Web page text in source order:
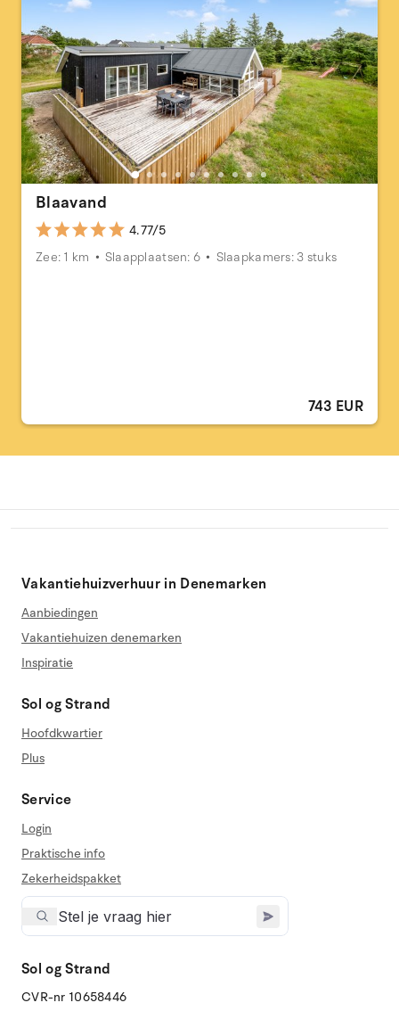
Blaavand
4.77/5
Zee: 1 km
Slaapplaatsen: 6 Slaapkamers: 3 stuks
743 EUR
Vakantiehuizverhuur in Denemarken
Aanbiedingen
Vakantiehuizen denemarken
Inspiratie
Sol og Strand
Hoofdkwartier
Plus
Service
Login
Praktische info
Zekerheidspakket
Sol og Strand
CVR-nr 10658446